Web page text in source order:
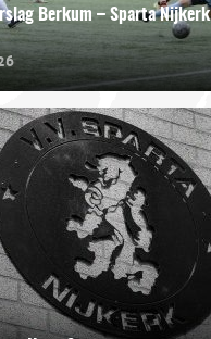
Berkum – Sparta Nijkerk